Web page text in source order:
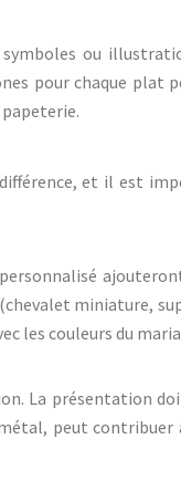
ou
pour chaque
et il est
miniature,
les couleurs du
La présentation
peut